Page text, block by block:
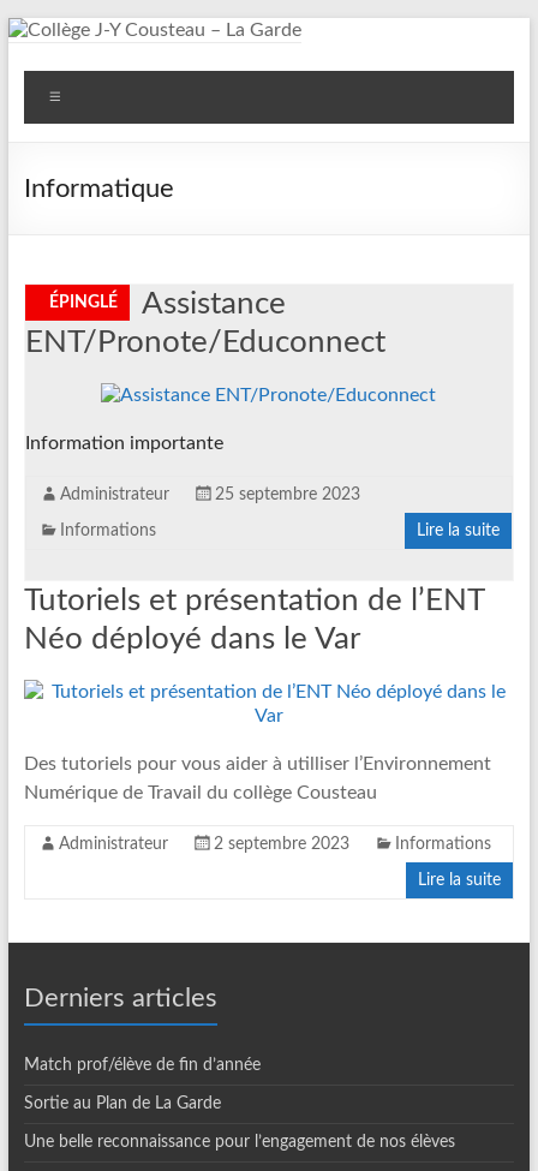
Aller
contenu
Collège
J-
Y
La
Garde
Informatique
Assistance
ENT/Pronote/Educonnect
Information importante
Administrateur 25 septembre 2023
Informations Lire la suite
Tutoriels et présentation de l’ENT
Néo déployé dans le Var
Des tutoriels pour vous aider à utilliser l’Environnement
Numérique de Travail du collège Cousteau
Administrateur 2 septembre 2023 Informations
Lire la suite
Derniers articles
Match prof/élève de fin d’année
Sortie au Plan de La Garde
Une belle reconnaissance pour l’engagement de nos élèves